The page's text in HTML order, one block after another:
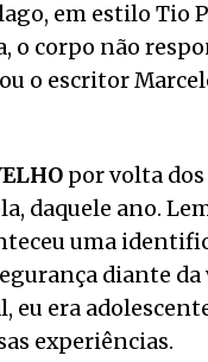
em estilo Tio
o corpo não
o escritor
por volta dos
daquele ano.
uma
diante da
eu era
experiências.